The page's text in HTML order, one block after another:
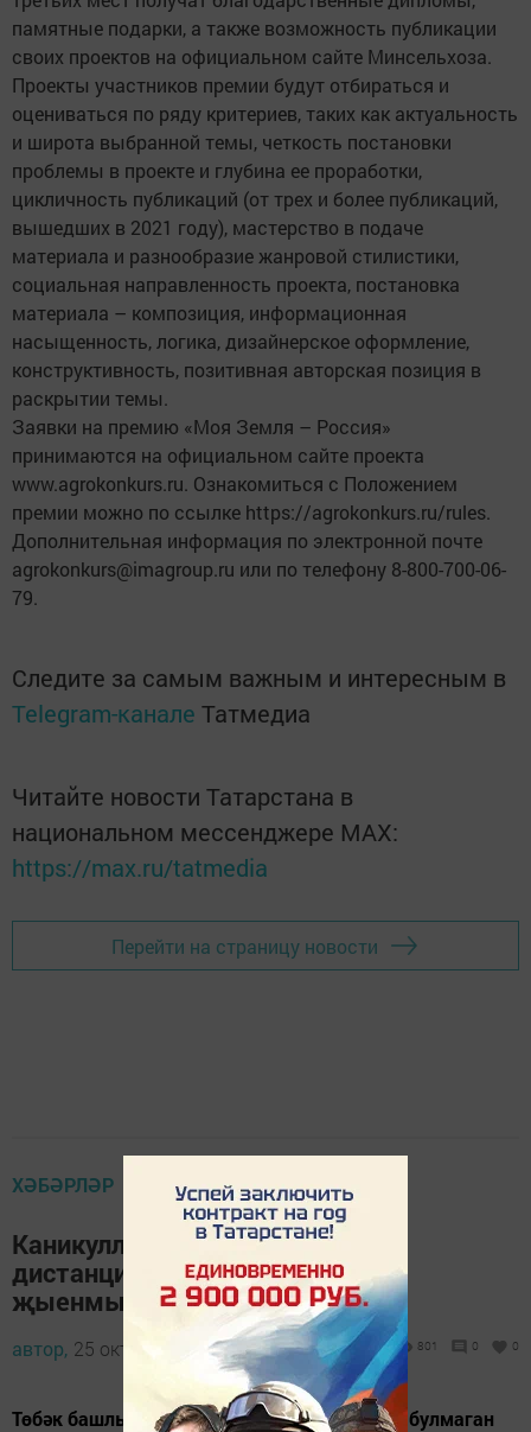
памятные подарки, а также возможность публикации
своих проектов на официальном сайте Минсельхоза.
Проекты участников премии будут отбираться и
оцениваться по ряду критериев, таких как актуальность
и широта выбранной темы, четкость постановки
проблемы в проекте и глубина ее проработки,
цикличность публикаций (от трех и более публикаций,
вышедших в 2021 году), мастерство в подаче
материала и разнообразие жанровой стилистики,
социальная направленность проекта, постановка
материала – композиция, информационная
насыщенность, логика, дизайнерское оформление,
конструктивность, позитивная авторская позиция в
раскрытии темы.
Заявки на премию «Моя Земля – Россия»
принимаются на официальном сайте проекта
www.agrokonkurs.ru. Ознакомиться с Положением
премии можно по ссылке https://agrokonkurs.ru/rules.
Дополнительная информация по электронной почте
agrokonkurs@imagroup.ru или по телефону 8-800-700-06-
79.
Следите за самым важным и интересным в
Telegram-канале Татмедиа
Читайте новости Татарстана в
национальном мессенджере MАХ:
https://max.ru/tatmedia
Перейти на страницу новости
ХӘБӘРЛӘР
Каникуллардан соң укучыларны
дистанцион укуга күчерергә
җыенмыйлар
автор, 25 октябрь 2021 - 16:31 801 0 0
Төбәк башлыклары карары буенча эш көне булмаган